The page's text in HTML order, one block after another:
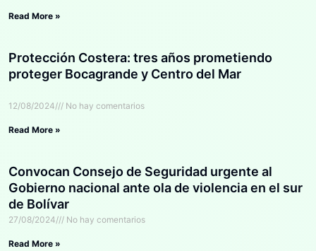
Read More »
Protección Costera: tres años prometiendo
proteger Bocagrande y Centro del Mar
12/08/2024 No hay comentarios
Read More »
Convocan Consejo de Seguridad urgente al
Gobierno nacional ante ola de violencia en el sur
de Bolívar
27/08/2024 No hay comentarios
Read More »